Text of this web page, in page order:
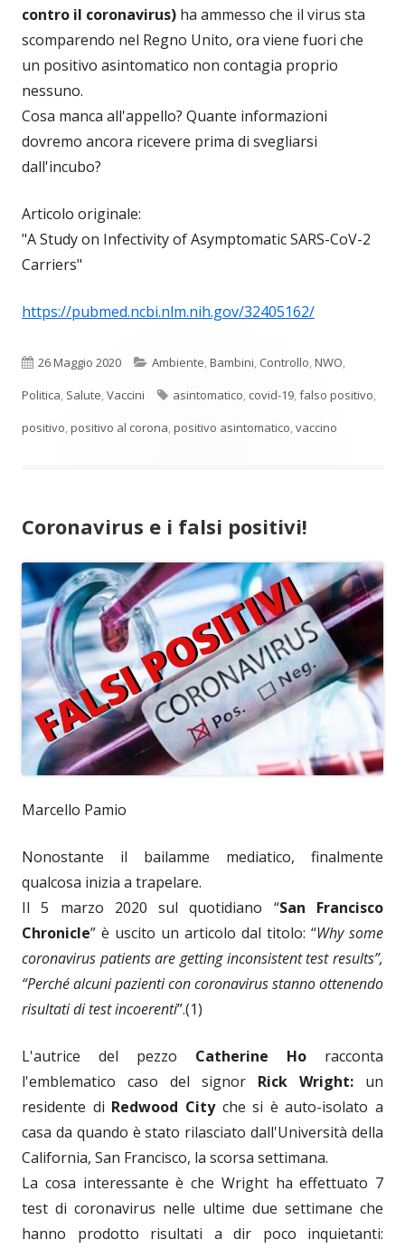
contro il coronavirus) ha ammesso che il virus sta
scomparendo nel Regno Unito, ora viene fuori che
un positivo asintomatico non contagia proprio
nessuno.
Cosa manca all'appello? Quante informazioni
dovremo ancora ricevere prima di svegliarsi
dall'incubo?
Articolo originale:
"A Study on Infectivity of Asymptomatic SARS-CoV-2
Carriers"
https://pubmed.ncbi.nlm.nih.gov/32405162/
Pubblicato
26 Maggio 2020 Categorie
Ambiente,Bambini, Controllo,NWO,
Politica, Salute,Vaccini Tag
asintomatico, covid-19,falso positivo,
positivo,positivo al corona,positivo asintomatico,vaccino
Coronavirus e i falsi positivi!
Marcello Pamio
Nonostante il bailamme mediatico, finalmente
qualcosa inizia a trapelare.
Il 5 marzo 2020 sul quotidiano “San Francisco
Chronicle” è uscito un articolo dal titolo: “Why some
coronavirus patients are getting inconsistent test results”,
“Perché alcuni pazienti con coronavirus stanno ottenendo
risultati di test incoerenti”.(1)
L'autrice del pezzo Catherine Ho racconta
l'emblematico caso del signor Rick Wright: un
residente di Redwood Cityche si è auto-isolato a
casa da quando è stato rilasciato dall'Università della
California, San Francisco, la scorsa settimana.
La cosa interessante è che Wright ha effettuato 7
test di coronavirus nelle ultime due settimane che
hanno prodotto risultati a dir poco inquietanti: